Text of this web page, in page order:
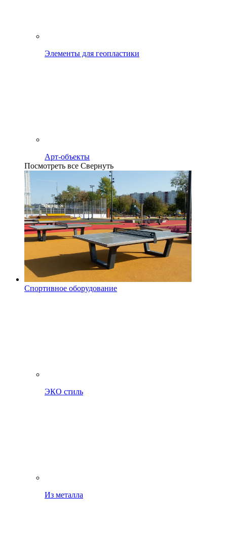
Элементы для геопластики
Арт-объекты
Посмотреть все Свернуть
Спортивное оборудование
ЭКО стиль
Из металла